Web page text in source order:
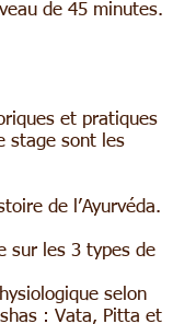
de 45 minutes.
et pratiques
stage sont les
de l’Ayurvéda.
sur les 3 types de
selon
: Vata, Pitta et